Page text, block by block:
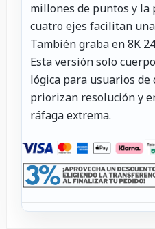
millones de puntos y
cuatro ejes facilitan
También graba en 8K
Esta versión solo
lógica para usuarios de
priorizan resolución y
ráfaga extrema.